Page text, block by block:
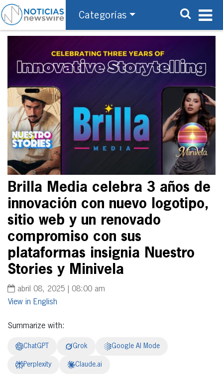
Categorías
Brilla Media celebra 3 años de
innovación con nuevo logotipo,
sitio web y un renovado
compromiso con sus
plataformas insignia Nuestro
Stories y Minivela
abril 08, 2025 | 08:00 am
English
Summarize with:
ChatGPT Grok Google AI Mode
Perplexity Claude.ai